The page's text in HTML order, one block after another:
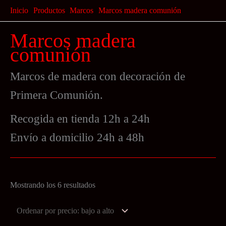
al
contenido
Inicio Productos Marcos Marcos madera comunión
Marcos madera
comunión
Marcos de madera con decoración de
Primera Comunión.
Recogida en tienda 12h a 24h
Envío a domicilio 24h a 48h
Mostrando los 6 resultadosOrdenado
precio: